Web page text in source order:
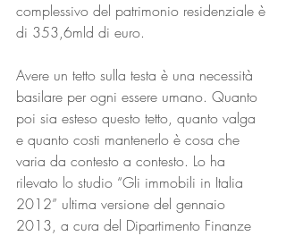
Connect
complessivo del patrimonio residenziale è
di 353,6mld di euro.
Avere un tetto sulla testa è una necessità
basilare per ogni essere umano. Quanto
poi sia esteso questo tetto, quanto valga
e quanto costi mantenerlo è cosa che
varia da contesto a contesto. Lo ha
rilevato lo studio “Gli immobili in Italia
2012” ultima versione del gennaio
2013, a cura del Dipartimento Finanze